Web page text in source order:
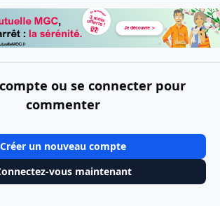
ou se connecter pour
commenter
Créer un nouveau compte
vous maintenant